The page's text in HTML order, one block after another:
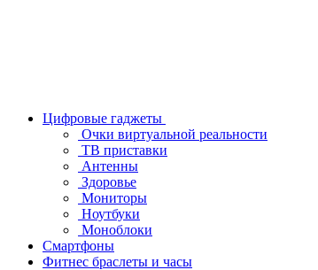
Цифровые гаджеты
Очки виртуальной реальности
ТВ приставки
Антенны
Здоровье
Мониторы
Ноутбуки
Моноблоки
Смартфоны
Фитнес браслеты и часы